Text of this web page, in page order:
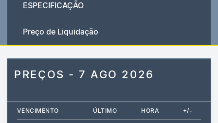
ESPECIFICAÇÃO
Preço de Liquidação
PREÇOS - 7 AGO 2026
VENCIMENTO ÚLTIMO HORA +/-